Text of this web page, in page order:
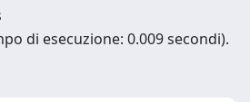
di esecuzione: 0.009 secondi).